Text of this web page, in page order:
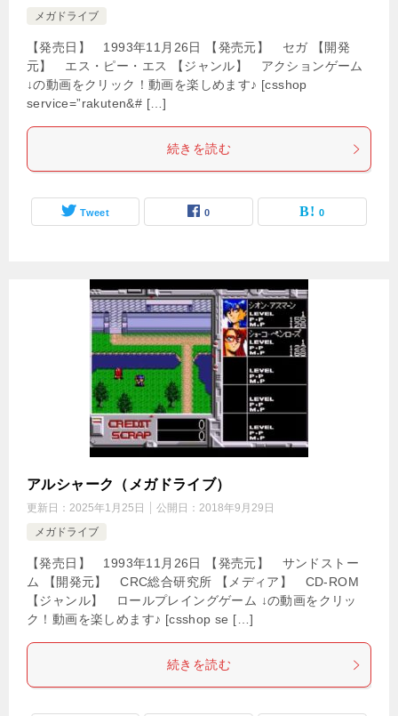
メガドライブ
【発売日】 1993年11月26日 【発売元】 セガ 【開発
元】 エス・ピー・エス 【ジャンル】 アクションゲーム
↓の動画をクリック！動画を楽しめます♪ [csshop
service=”rakuten&# […]
続きを読む
Tweet 0 0
アルシャーク（メガドライブ）
更新日： 2025年1月25日 公開日： 2018年9月29日
メガドライブ
【発売日】 1993年11月26日 【発売元】 サンドストー
ム 【開発元】 CRC総合研究所 【メディア】 CD-ROM
【ジャンル】 ロールプレイングゲーム ↓の動画をクリッ
ク！動画を楽しめます♪ [csshop se […]
続きを読む